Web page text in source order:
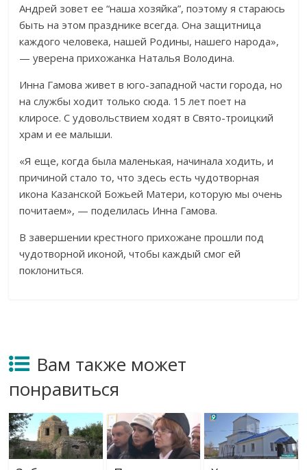
Андрей зовет ее “наша хозяйка”, поэтому я стараюсь
быть на этом празднике всегда. Она защитница
каждого человека, нашей Родины, нашего народа»,
— уверена прихожанка Наталья Володина.
Инна Гамова живет в юго-западной части города, но
на службы ходит только сюда. 15 лет поет на
клиросе. С удовольствием ходят в Свято-троицкий
храм и ее малыши.
«Я еще, когда была маленькая, начинала ходить, и
причиной стало то, что здесь есть чудотворная
икона Казанской Божьей Матери, которую мы очень
почитаем», — поделилась Инна Гамова.
В завершении крестного прихожане прошли под
чудотворной иконой, чтобы каждый смог ей
поклониться.
Вам также может
понравиться